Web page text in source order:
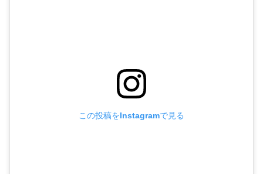
この投稿をInstagramで見る